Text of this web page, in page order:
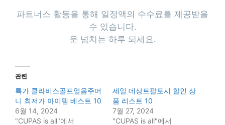
파트너스 활동을 통해 일정액의 수수료를 제공받을
수 있습니다.
운 넘치는 하루 되세요.
관련
특가 클라비스골프얼음주머
니 최저가 아이템 베스트 10
6월 14, 2024
"CUPAS is all"에서
세일 데상트팔토시 할인 상
품 리스트 10
7월 27, 2024
"CUPAS is all"에서